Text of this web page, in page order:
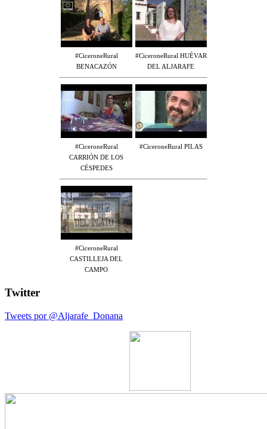
#CiceroneRural
BENACAZÓN
#CiceroneRural HUÉVAR
DEL ALJARAFE
#CiceroneRural
CARRIÓN DE LOS
CÉSPEDES
#CiceroneRural PILAS
#CiceroneRural
CASTILLEJA DEL
CAMPO
Twitter
Tweets por @Aljarafe_Donana